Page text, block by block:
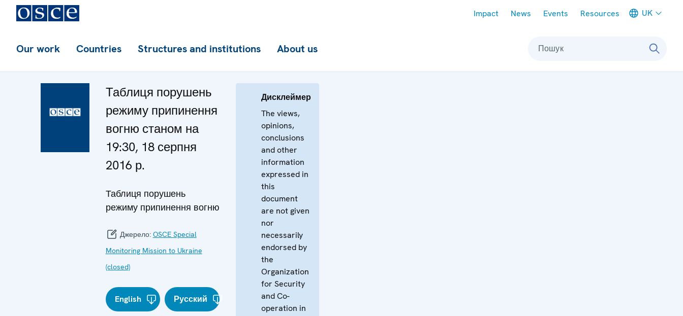
Impact News Events Resources UK
Our work Countries Structures and institutions About us Пошук
Таблиця порушень
режиму припинення
вогню станом на
19:30, 18 серпня
2016 р.
Таблиця порушень
режиму припинення вогню
Джерело: OSCE Special
Monitoring Mission to Ukraine
(closed)
English Русский
Дисклеймер
The views,
opinions,
conclusions
and other
information
expressed in
this
document
are not given
nor
necessarily
endorsed by
the
Organization
for Security
and Co-
operation in